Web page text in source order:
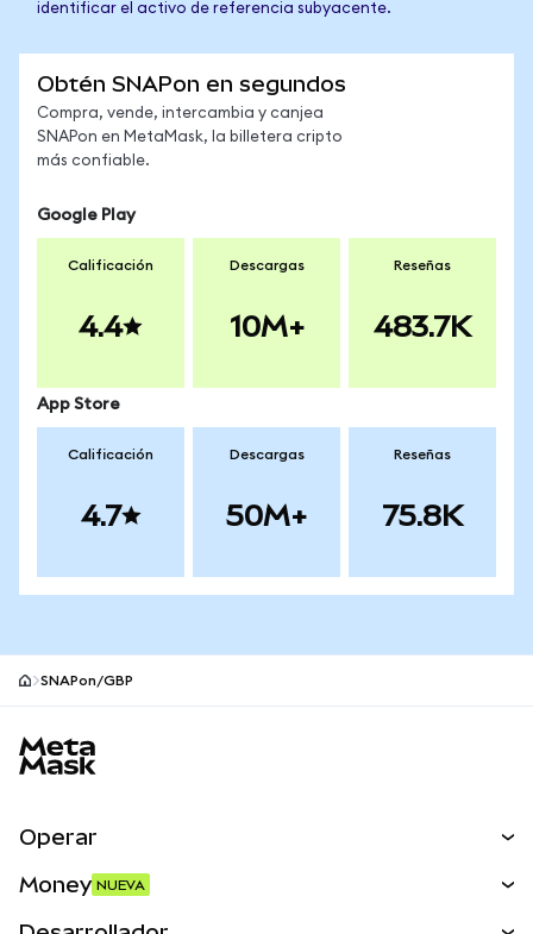
identificar el activo de referencia subyacente.
Obtén SNAPon en segundos
Compra, vende, intercambia y canjea
SNAPon en MetaMask, la billetera cripto
más confiable.
Google Play
Calificación
4.4
Descargas
10M+
Reseñas
483.7K
App Store
Calificación
4.7
Descargas
50M+
Reseñas
75.8K
SNAPon/GBP
Operar
Money NUEVA